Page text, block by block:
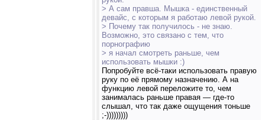
> А сам правша. Мышка - единственный
девайс, с которым я работаю левой рукой.
> Почему так получилось - не знаю.
Возможно, это связано с тем, что
порнографию
> я начал смотреть раньше, чем
использовать мышки :)
Попробуйте всё-таки использовать правую
руку по её прямому назначению. А на
функцию левой переложите то, чем
занималась раньше правая — где-то
слышал, что так даже ощущения тоньше
;-)))))))))